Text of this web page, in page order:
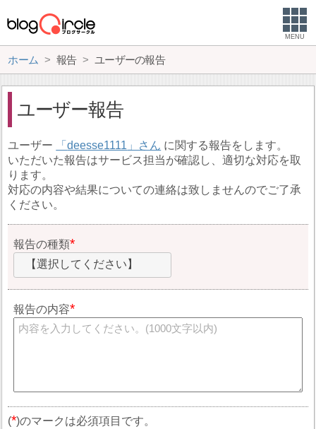
MENU
ホーム 報告 ユーザーの報告
ユーザー報告
ユーザー deesse1111
に関する報告をします。
いただいた報告はサービス担当が確認し、適切な対応を取
ります。
対応の内容や結果についての連絡は致しませんのでご了承
ください。
報告の種類
【選択してください】
報告の内容
(*)のマークは必須項目です。